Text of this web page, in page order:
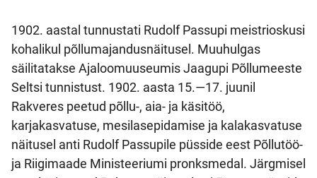
1902. aastal tunnustati Rudolf Passupi meistrioskusi
kohalikul põllumajandusnäitusel. Muuhulgas
säilitatakse Ajaloomuuseumis Jaagupi Põllumeeste
Seltsi tunnistust. 1902. aasta 15.—17. juunil
Rakveres peetud põllu-, aia- ja käsitöö,
karjakasvatuse, mesilasepidamise ja kalakasvatuse
näitusel anti Rudolf Passupile püsside eest Põllutöö-
ja Riigimaade Ministeeriumi pronksmedal. Järgmisel